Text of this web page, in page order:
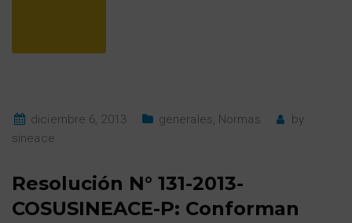
diciembre 6, 2013 generales, Normas
by
sineace
Resolución N° 131-2013-
COSUSINEACE-P: Conforman